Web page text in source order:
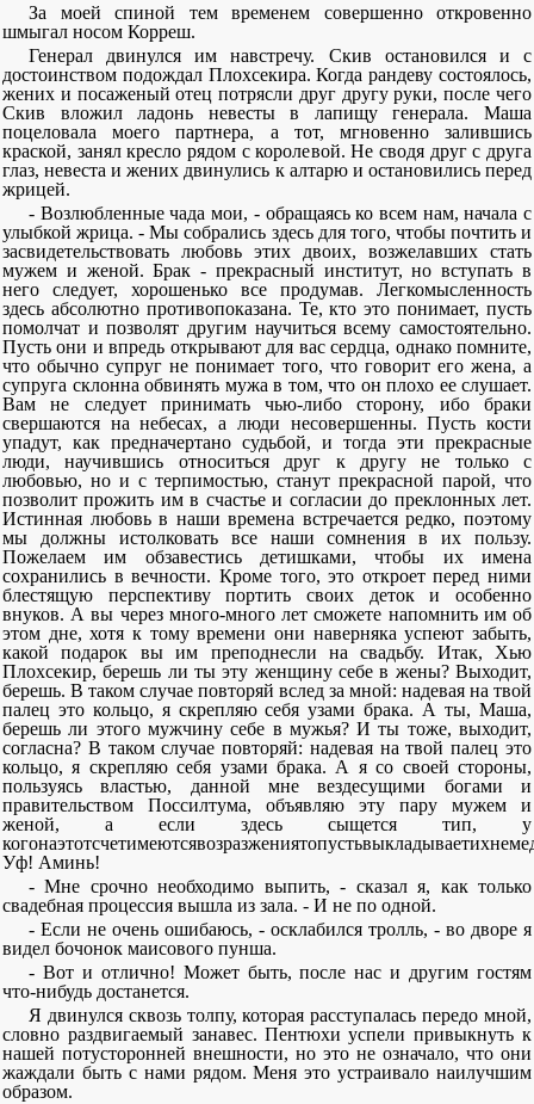
За моей спиной тем временем совершенно откровенно
шмыгал носом Корреш.
Генерал двинулся им навстречу. Скив остановился и с
достоинством подождал Плохсекира. Когда рандеву состоялось,
жених и посаженый отец потрясли друг другу руки, после чего
Скив вложил ладонь невесты в лапищу генерала. Маша
поцеловала моего партнера, а тот, мгновенно залившись
краской, занял кресло рядом с королевой. Не сводя друг с друга
глаз, невеста и жених двинулись к алтарю и остановились перед
жрицей.
- Возлюбленные чада мои, - обращаясь ко всем нам, начала с
улыбкой жрица. - Мы собрались здесь для того, чтобы почтить и
засвидетельствовать любовь этих двоих, возжелавших стать
мужем и женой. Брак - прекрасный институт, но вступать в
него следует, хорошенько все продумав. Легкомысленность
здесь абсолютно противопоказана. Те, кто это понимает, пусть
помолчат и позволят другим научиться всему самостоятельно.
Пусть они и впредь открывают для вас сердца, однако помните,
что обычно супруг не понимает того, что говорит его жена, а
супруга склонна обвинять мужа в том, что он плохо ее слушает.
Вам не следует принимать чью-либо сторону, ибо браки
свершаются на небесах, а люди несовершенны. Пусть кости
упадут, как предначертано судьбой, и тогда эти прекрасные
люди, научившись относиться друг к другу не только с
любовью, но и с терпимостью, станут прекрасной парой, что
позволит прожить им в счастье и согласии до преклонных лет.
Истинная любовь в наши времена встречается редко, поэтому
мы должны истолковать все наши сомнения в их пользу.
Пожелаем им обзавестись детишками, чтобы их имена
сохранились в вечности. Кроме того, это откроет перед ними
блестящую перспективу портить своих деток и особенно
внуков. А вы через много-много лет сможете напомнить им об
этом дне, хотя к тому времени они наверняка успеют забыть,
какой подарок вы им преподнесли на свадьбу. Итак, Хью
Плохсекир, берешь ли ты эту женщину себе в жены? Выходит,
берешь. В таком случае повторяй вслед за мной: надевая на твой
палец это кольцо, я скрепляю себя узами брака. А ты, Маша,
берешь ли этого мужчину себе в мужья? И ты тоже, выходит,
согласна? В таком случае повторяй: надевая на твой палец это
кольцо, я скрепляю себя узами брака. А я со своей стороны,
пользуясь властью, данной мне вездесущими богами и
правительством Поссилтума, объявляю эту пару мужем и
женой, а если здесь сыщется тип, у
Уф! Аминь!
- Мне срочно необходимо выпить, - сказал я, как только
свадебная процессия вышла из зала. - И не по одной.
- Если не очень ошибаюсь, - осклабился тролль, - во дворе я
видел бочонок маисового пунша.
- Вот и отлично! Может быть, после нас и другим гостям
что-нибудь достанется.
Я двинулся сквозь толпу, которая расступалась передо мной,
словно раздвигаемый занавес. Пентюхи успели привыкнуть к
нашей потусторонней внешности, но это не означало, что они
жаждали быть с нами рядом. Меня это устраивало наилучшим
образом.